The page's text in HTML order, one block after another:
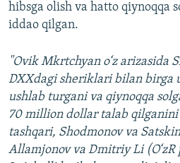
hibsga olish va hatto qiynoqqa
iddao qilgan.
"Ovik Mkrtchyan o‘z arizasida
DXXdagi sheriklari bilan birga
ushlab turgani va qiynoqqa
70 million dollar talab qilganini
tashqari, Shodmonov va
Allamjonov va Dmitriy Li